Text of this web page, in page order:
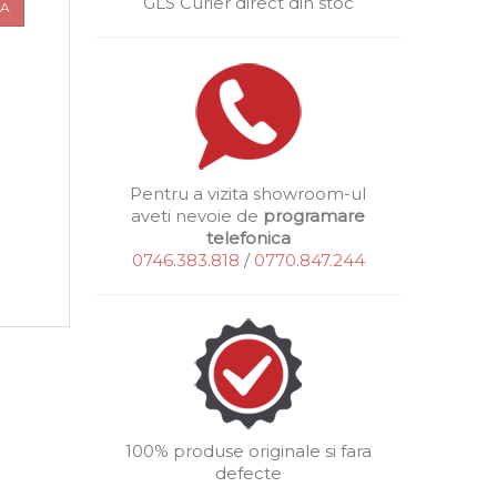
Pentru a vizita showroom-ul
aveti nevoie de programare
telefonica
0746.383.818 / 0770.847.244
100% produse originale si fara
defecte